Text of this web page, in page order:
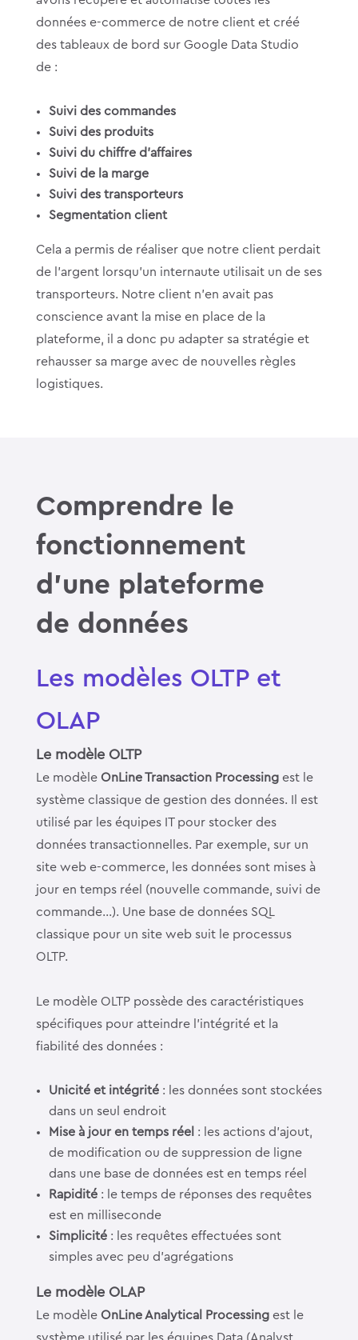
données e-commerce de notre client et créé
des tableaux de bord sur Google Data Studio
de :
Suivi des commandes
Suivi des produits
Suivi du chiffre d’affaires
Suivi de la marge
Suivi des transporteurs
Segmentation client
Cela a permis de réaliser que notre client perdait
de l’argent lorsqu’un internaute utilisait un de ses
transporteurs. Notre client n’en avait pas
conscience avant la mise en place de la
plateforme, il a donc pu adapter sa stratégie et
rehausser sa marge avec de nouvelles règles
logistiques.
Comprendre le
fonctionnement
d’une plateforme
de données
Les modèles OLTP et
OLAP
Le modèle OLTP
Le modèle OnLine Transaction Processingest le
système classique de gestion des données. Il est
utilisé par les équipes IT pour stocker des
données transactionnelles. Par exemple, sur un
site web e-commerce, les données sont mises à
jour en temps réel (nouvelle commande, suivi de
commande…). Une base de données SQL
classique pour un site web suit le processus
OLTP.
Le modèle OLTP possède des caractéristiques
spécifiques pour atteindre l’intégrité et la
fiabilité des données :
Unicité et intégrité: les données sont stockées
dans un seul endroit
Mise à jour en temps réel : les actions d’ajout,
de modification ou de suppression de ligne
dans une base de données est en temps réel
Rapidité: le temps de réponses des requêtes
est en milliseconde
Simplicité: les requêtes effectuées sont
simples avec peu d’agrégations
Le modèle OLAP
Le modèle OnLine Analytical Processingest le